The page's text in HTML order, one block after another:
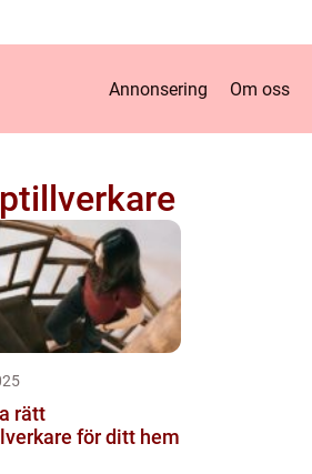
Annonsering Om oss
rätt
för ditt hem